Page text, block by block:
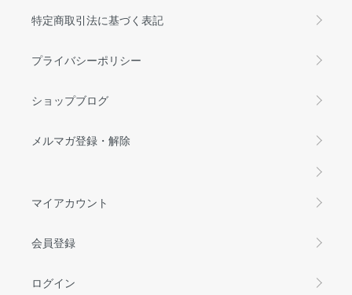
特定商取引法に基づく表記
プライバシーポリシー
ショップブログ
メルマガ登録・解除
マイアカウント
会員登録
ログイン